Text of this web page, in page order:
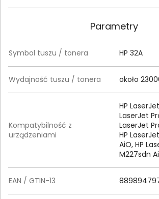
Parametry
Symbol tuszu / tonera HP 32A
Wydajność tuszu / tonera około
Kompatybilność z
urządzeniami
HP
LaserJet
LaserJet
HP
AiO, HP
M227sdn
EAN / GTIN-13